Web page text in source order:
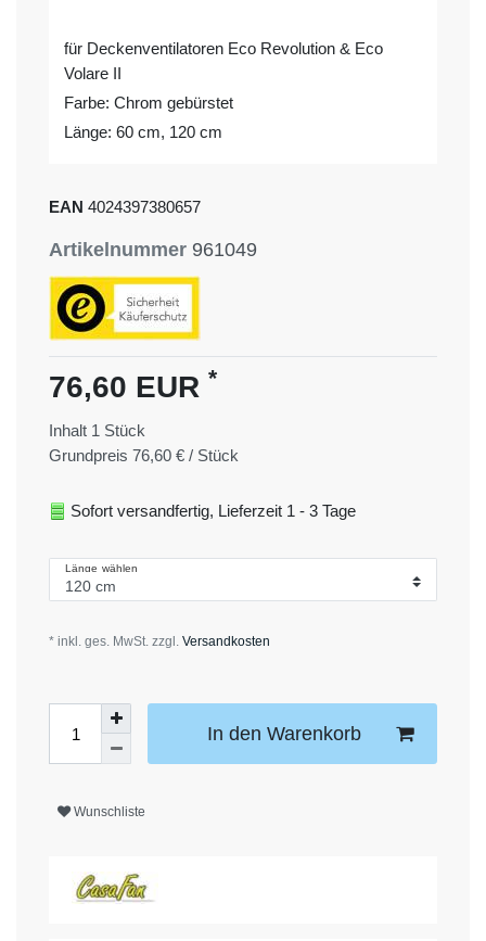
für Deckenventilatoren Eco Revolution & Eco
Volare II
Farbe: Chrom gebürstet
Länge: 60 cm, 120 cm
EAN 4024397380657
Artikelnummer 961049
76,60 EUR *
Inhalt 1 Stück
Grundpreis 76,60 € / Stück
Sofort versandfertig, Lieferzeit 1 - 3 Tage
Länge wählen
* inkl. ges. MwSt. zzgl. Versandkosten
In den Warenkorb
Wunschliste